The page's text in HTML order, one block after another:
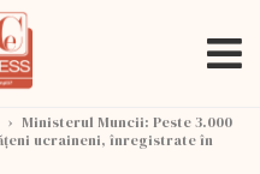
› Ministerul Muncii: Peste 3.000
ucraineni, înregistrate în